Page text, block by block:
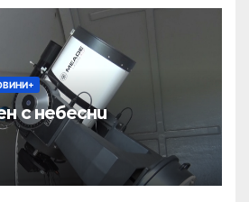
с небесни